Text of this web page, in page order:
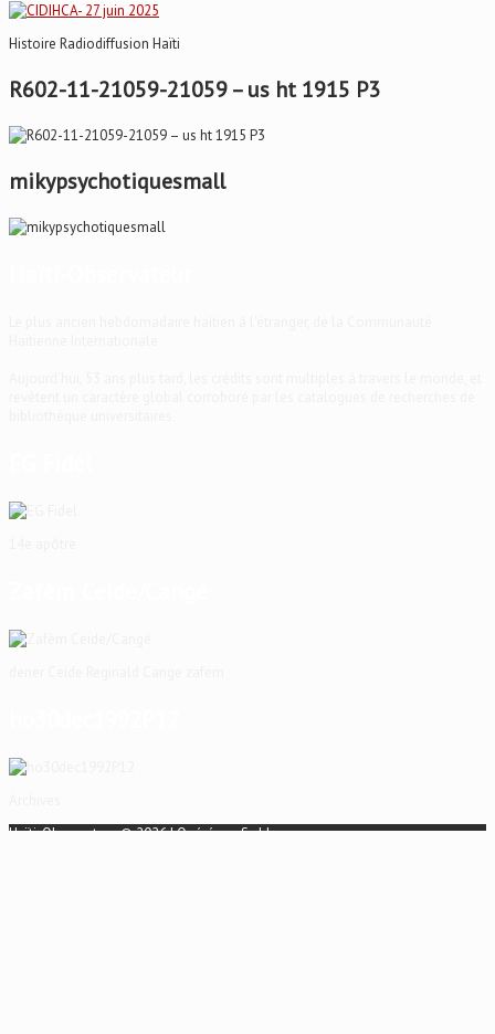
Histoire Radiodiffusion Haïti
R602-11-21059-21059 – us ht 1915 P3
mikypsychotiquesmall
Haïti-Observateur © 2026 | Opéré parS-dd